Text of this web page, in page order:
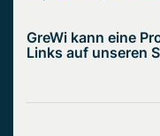
GreWi kann eine
Links auf unseren